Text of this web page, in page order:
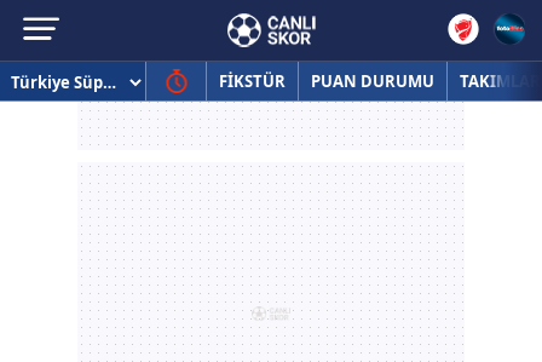
FİKSTÜR PUAN DURUMU TAKIMLAR